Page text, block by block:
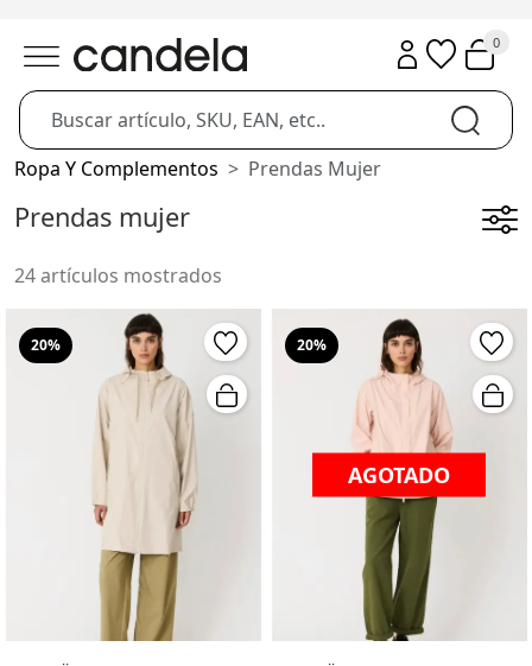
0
Ropa Y Complementos Prendas Mujer
Prendas mujer
24 artículos mostrados
20% 20%
AGOTADO